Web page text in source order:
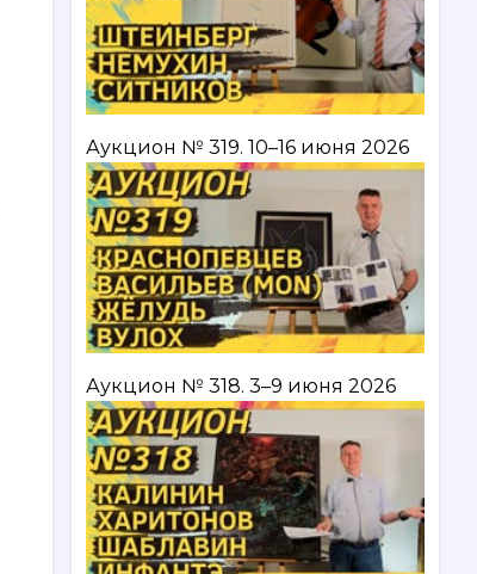
Аукцион № 319. 10–16 июня 2026
Аукцион № 318. 3–9 июня 2026